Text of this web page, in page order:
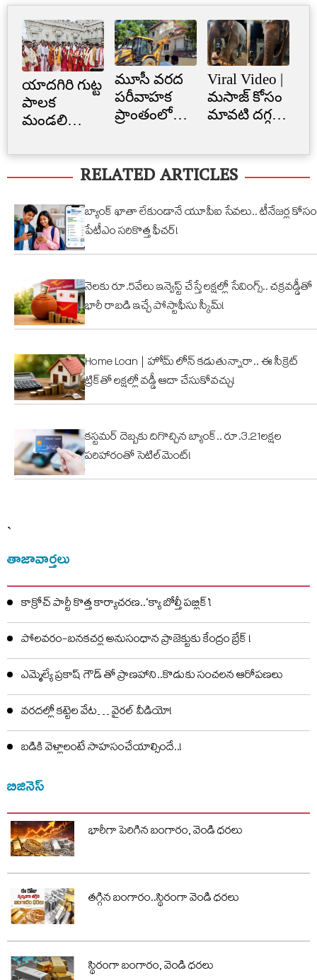
యాదగిరి గుట్ట
పాలక
మండలి
స్వీకారం
మూసీ వరద
పరీవాహక
ప్రాంతంలో
నిర్మాణం..
నార్సింగిలో
స్కూల్‌
భవనం
కూల్చివేత
Viral Video |
మసాజ్ కోసం
మావటి దగ్గర
ఏనుగు..
క్యూట్
వీడియో
వైరల్!
RELATED ARTICLES
బ్యాంక్ ఖాతా లేకుండానే యూపీఐ సేవలు.. టీనేజర్ల కోసం
పేటీఎం సరికొత్త ఫీచర్!
నెలకు రూ.5వేలు ఇన్వెస్ట్ చేస్తే లక్షల్లో సేవింగ్స్.. చక్రవడ్డీతో
భారీ రాబడి ఇచ్చే పోస్టాఫీసు స్కీమ్!
Home Loan | హోమ్ లోన్ కడుతున్నారా.. ఈ సీక్రెట్
ట్రిక్‌తో లక్షల్లో వడ్డీ ఆదా చేసుకోవచ్చు!
కస్టమర్ దెబ్బకు దిగొచ్చిన బ్యాంక్.. రూ.3.21లక్షల
పరిహారంతో సెటిల్‌మెంట్!
`
తాజావార్తలు
కాక్రోచ్ పార్టీ కొత్త కార్యాచరణ..‘క్యా బోల్తీ పబ్లిక్’!
పోలవరం-బనకచర్ల అనుసంధాన ప్రాజెక్టుకు కేంద్రం బ్రేక్ !
ఎమ్మెల్యే ప్రకాష్ గౌడ్ తో ప్రాణహాని..కొడుకు సంచలన ఆరోపణలు
వరదల్లో కట్టెల వేట… వైరల్ వీడియో!
బడికి వెళ్లాలంటే సాహసంచేయాల్సిందే..!
బిజినెస్
భారీగా పెరిగిన బంగారం, వెండి ధరలు
తగ్గిన బంగారం..స్థిరంగా వెండి ధరలు
స్థిరంగా బంగారం, వెండి ధరలు